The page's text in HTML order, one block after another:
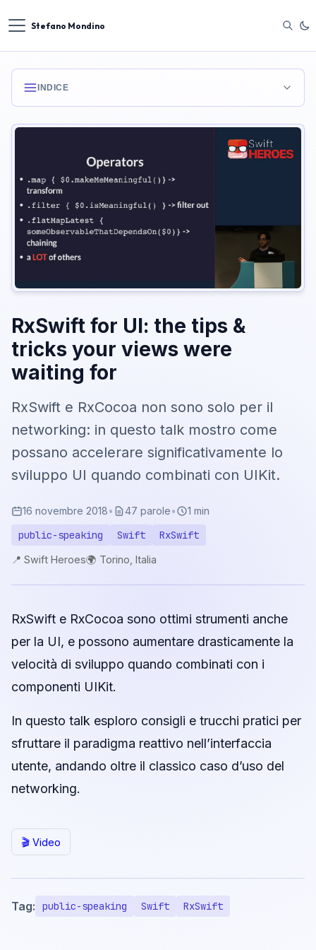
Stefano Mondino
RxSwift for UI: the tips &
tricks your views were
waiting for
RxSwift e RxCocoa non sono solo per il
networking: in questo talk mostro come
possano accelerare significativamente lo
sviluppo UI quando combinati con UIKit.
16 novembre 2018• 47 parole• 1 min
public-speaking Swift RxSwift
📍 Swift Heroes🌍 Torino, Italia
RxSwift e RxCocoa sono ottimi strumenti anche
per la UI, e possono aumentare drasticamente la
velocità di sviluppo quando combinati con i
componenti UIKit.
In questo talk esploro consigli e trucchi pratici per
sfruttare il paradigma reattivo nell’interfaccia
utente, andando oltre il classico caso d’uso del
networking.
🎬 Video
Tag: public-speaking Swift RxSwift
INDICE